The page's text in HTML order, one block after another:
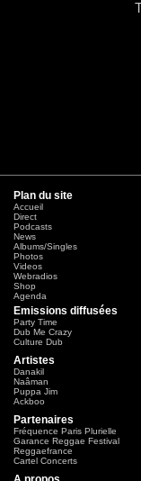
Plan du site
Accueil
Direct
Podcasts
News
Albums/Singles
Photos
Videos
Webradios
Shop
Agenda
Emissions diffusées
Party Time
Dub Me Crazy
Culture Dub
Artistes
Danakil
Naâman
Puppa Jim
Ackboo
Partenaires
Fréquence Paris Plurielle
Garance Reggae Festival
Reggaefrance
Cartel Concerts